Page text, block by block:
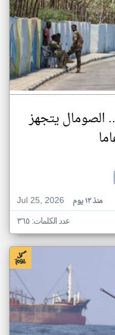
يتجهز
Jul 25, 2026
منذ ١٣ يوم
عدد الكلمات: ٣٦٥